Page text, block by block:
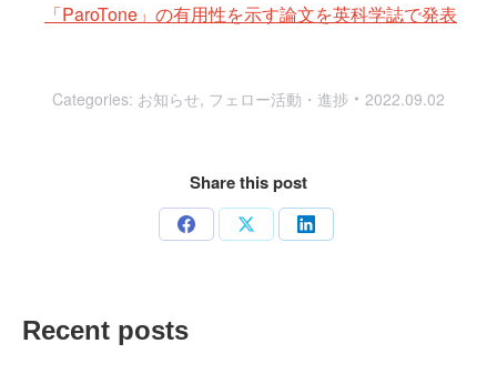
「ParoTone」の有用性を示す論文を英科学誌で発表
Categories: お知らせ, フェロー活動・進捗 2022.09.02
Share this post
Share Share Share
Recent posts